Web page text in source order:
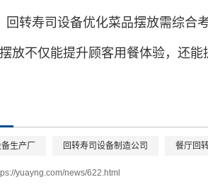
回转寿司设备优化菜品摆放需综合
放不仅能提升顾客用餐体验，还
生产厂 回转寿司设备制造公司 餐厅回
yuayng.com/news/622.html